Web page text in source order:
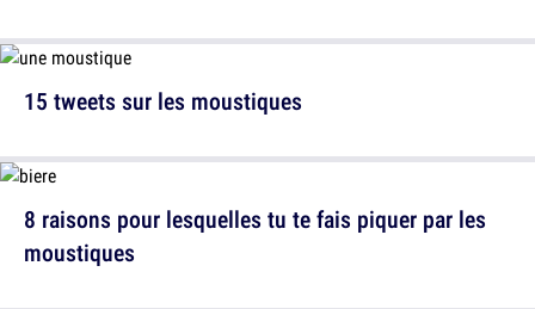
8 raisons pour lesquelles tu te fais piquer par les
moustiques
15 tweets sur les moustiques